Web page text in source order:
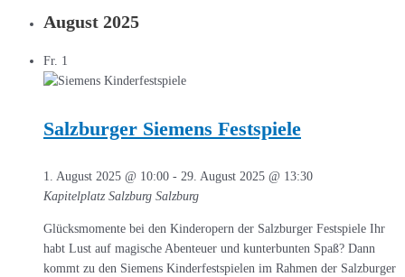
August 2025
Fr. 1
Salzburger Siemens Festspiele
1. August 2025 @ 10:00 - 29. August 2025 @ 13:30
Kapitelplatz Salzburg Salzburg
Glücksmomente bei den Kinderopern der Salzburger Festspiele Ihr
habt Lust auf magische Abenteuer und kunterbunten Spaß? Dann
kommt zu den Siemens Kinderfestspielen im Rahmen der Salzburger